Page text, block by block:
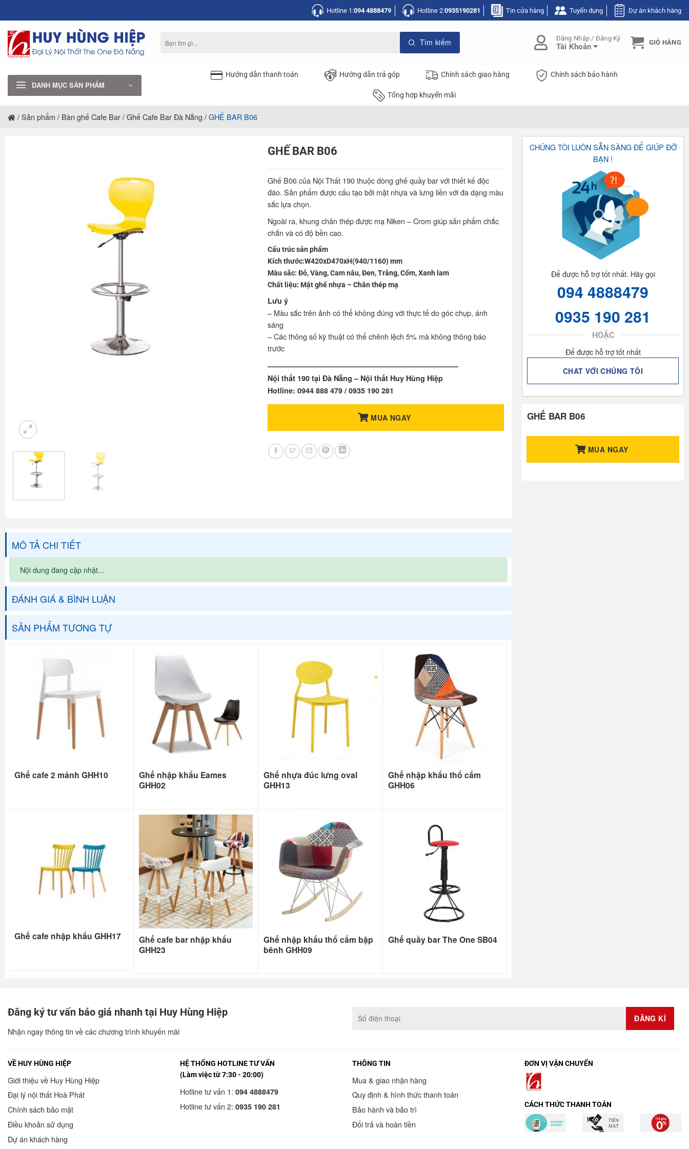
nội
dung
Hotline 1:094 4888479 Hotline 2:0935190281 Tin cửa hàng Tuyển dụng Dự án khách hàng
kiếm:
Đăng Nhập / Đăng Ký
Tài Khoản GIỎ HÀNG
DANH MỤC SẢN PHẨM
Hướng dẫn thanh toán Hướng dẫn trả góp Chính sách giao hàng Chính sách bảo hành
Tổng hợp khuyến mãi
/Sản phẩm / Bàn ghế Cafe Bar/Ghế Cafe Bar Đà Nẵng /GHẾ BAR B06
GHẾ BAR B06
Ghế B06 của Nội Thất 190 thuộc dòng ghế quầy bar với thiết kế độc
đáo. Sản phẩm được cấu tạo bởi mặt nhựa và lưng liền với đa dạng màu
sắc lựa chọn.
Ngoài ra, khung chân thép được mạ Niken – Crom giúp sản phẩm chắc
chắn và có độ bền cao.
Cấu trúc sản phẩm
Kích thước:W420xD470xH(940/1160) mm
Màu sắc: Đỏ, Vàng, Cam nâu, Đen, Trắng, Cốm, Xanh lam
Chất liệu: Mặt ghế nhựa – Chân thép mạ
Lưu ý
– Màu sắc trên ảnh có thể không đúng với thực tế do góc chụp, ánh
sáng
– Các thông số kỹ thuật có thể chênh lệch 5% mà không thông báo
trước
——————————————————————————–
Nội thất 190 tại Đà Nẵng – Nội thất Huy Hùng Hiệp
Hotline: 0944 888 479 / 0935 190 281
MUA NGAY
MÔ TẢ CHI TIẾT
Nội dung đang cập nhật...
ĐÁNH GIÁ & BÌNH LUẬN
SẢN PHẨM TƯƠNG TỰ
Ghế cafe 2 mảnh GHH10
Ghế nhập khẩu Eames
GHH02
Ghế nhựa đúc lưng oval
GHH13
Ghế nhập khẩu thổ cẩm
GHH06
Ghế cafe nhập khẩu GHH17
Ghế cafe bar nhập khẩu
GHH23
Ghế nhập khẩu thổ cẩm bập
bênh GHH09
Ghế quầy bar The One SB04
CHÚNG TÔI LUÔN SẴN SÀNG ĐỂ GIÚP ĐỠ
BẠN !
Để được hỗ trợ tốt nhất. Hãy gọi
094 4888479
0935 190 281
HOẶC
Để được hỗ trợ tốt nhất
CHAT VỚI CHÚNG TÔI
GHẾ BAR B06
MUA NGAY
Đăng ký tư vấn báo giá nhanh tại Huy Hùng Hiệp
Nhận ngay thông tin về các chương trình khuyến mãi
VỀ HUY HÙNG HIỆP
Giới thiệu về Huy Hùng Hiệp
Đại lý nội thất Hoà Phát
Chính sách bảo mật
Điều khoản sử dụng
Dự án khách hàng
HỆ THỐNG HOTLINE TƯ VẤN
(Làm việc từ 7:30 - 20:00)
Hotline tư vấn 1: 094 4888479
Hotline tư vấn 2: 0935 190 281
THÔNG TIN
Mua & giao nhận hàng
Quy định & hình thức thanh toán
Bảo hành và bảo trì
Đổi trả và hoàn tiền
ĐƠN VỊ VẬN CHUYỂN
CÁCH THỨC THANH TOÁN